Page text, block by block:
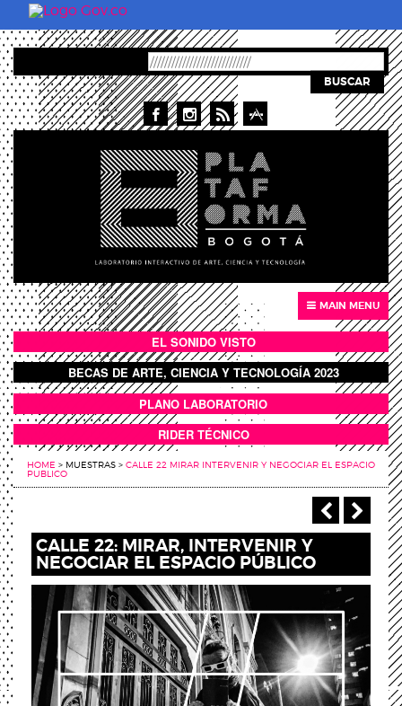
Pasar al contenido principal
BUSCAR
MAIN MENU
BOTÓN SONIDO VISTO
EL SONIDO VISTO
BOTON DOMO LLENO
BECAS DE ARTE, CIENCIA Y TECNOLOGÍA 2023
ANEXOS
PLANO LABORATORIO
RIDER TÉCNICO
HOME > MUESTRAS > CALLE 22 MIRAR INTERVENIR Y NEGOCIAR EL ESPACIO
PUBLICO
‹
CALLE 22: MIRAR, INTERVENIR Y
NEGOCIAR EL ESPACIO PÚBLICO